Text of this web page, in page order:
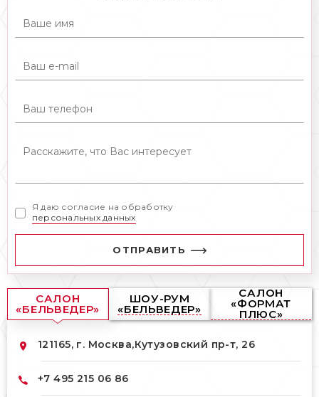
Я даю согласие на обработку
персональных данных
ОТПРАВИТЬ
САЛОН
«БЕЛЬВЕДЕР»
ШОУ-РУМ
«БЕЛЬВЕДЕР»
САЛОН
«ФОРМАТ
ПЛЮС»
121165, г. Москва,Кутузовский пр-т, 26
+7 495 215 06 86